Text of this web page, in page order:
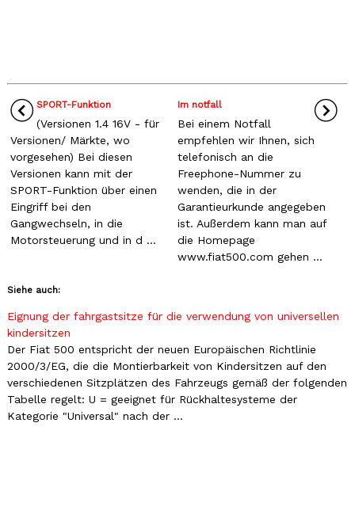
SPORT-Funktion
(Versionen 1.4 16V - für
Versionen/ Märkte, wo
vorgesehen) Bei diesen
Versionen kann mit der
SPORT-Funktion über einen
Eingriff bei den
Gangwechseln, in die
Motorsteuerung und in d ...
Im notfall
Bei einem Notfall
empfehlen wir Ihnen, sich
telefonisch an die
Freephone-Nummer zu
wenden, die in der
Garantieurkunde angegeben
ist. Außerdem kann man auf
die Homepage
www.fiat500.com gehen ...
Siehe auch:
Eignung der fahrgastsitze für die verwendung von universellen
kindersitzen
Der Fiat 500 entspricht der neuen Europäischen Richtlinie
2000/3/EG, die die Montierbarkeit von Kindersitzen auf den
verschiedenen Sitzplätzen des Fahrzeugs gemäß der folgenden
Tabelle regelt: U = geeignet für Rückhaltesysteme der
Kategorie "Universal" nach der ...